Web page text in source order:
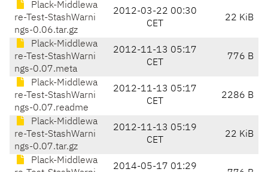
Plack-Middlewa
re-Test-StashWarni
ngs-0.06.tar.gz
2012-03-22 00:30
CET
22 KiB
Plack-Middlewa
re-Test-StashWarni
ngs-0.07.meta
2012-11-13 05:17
CET
776 B
Plack-Middlewa
re-Test-StashWarni
ngs-0.07.readme
2012-11-13 05:17
CET
2286 B
Plack-Middlewa
re-Test-StashWarni
ngs-0.07.tar.gz
2012-11-13 05:19
CET
22 KiB
Plack-Middlewa
2014-05-17 01:29